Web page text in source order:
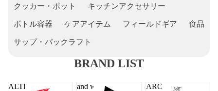
クッカー・ポット キッチンアクセサリー
ボトル容器 ケアアイテム フィールドギア 食品
サップ・パックラフト
BRAND LIST
ALTRA and wander ARC'TERYX